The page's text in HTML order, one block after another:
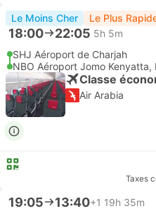
Le Moins Cher Le Plus
18:00 22:05 5h 5m
SHJ Aéroport de Charjah
NBO Aéroport Jomo Kenyatta,
Classe
Air Arabia
Taxes
19:05 13:40+1 19h 35m